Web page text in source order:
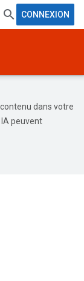
CONNEXION
dans votre
peuvent